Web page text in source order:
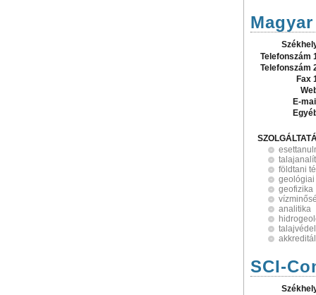
Telefonszám
Telefonszám
Fax
E-
földtani
geológiai
geofizika
analitika
SCI-